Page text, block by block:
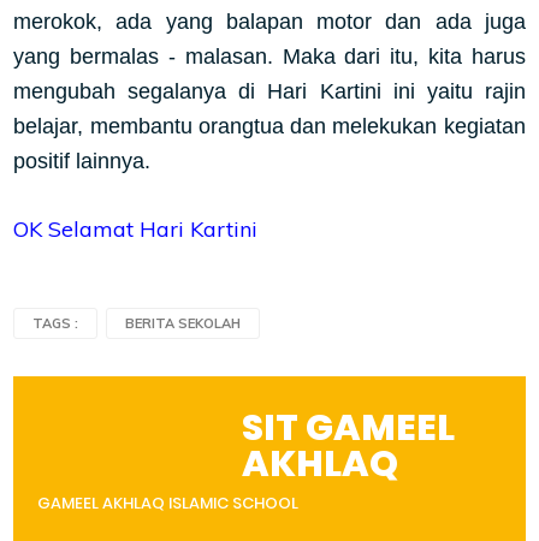
merokok, ada yang balapan motor dan ada juga
yang bermalas - malasan. Maka dari itu, kita harus
mengubah segalanya di Hari Kartini ini yaitu rajin
belajar, membantu orangtua dan melekukan kegiatan
positif lainnya.
OK Selamat Hari Kartini
TAGS : BERITA SEKOLAH
SIT GAMEEL
AKHLAQ
GAMEEL AKHLAQ ISLAMIC SCHOOL